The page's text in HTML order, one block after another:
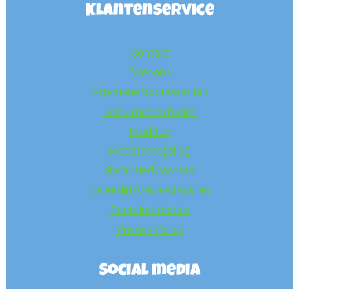
Klantenservice
Contact
Over ons
Algemene Voorwaarden
Retourneren/Ruilen
Markten
Klachtenregeling
Garantie/Klachten
Levertijd/Verzendkosten
Betaalmethodes
Privacy Policy
Social media